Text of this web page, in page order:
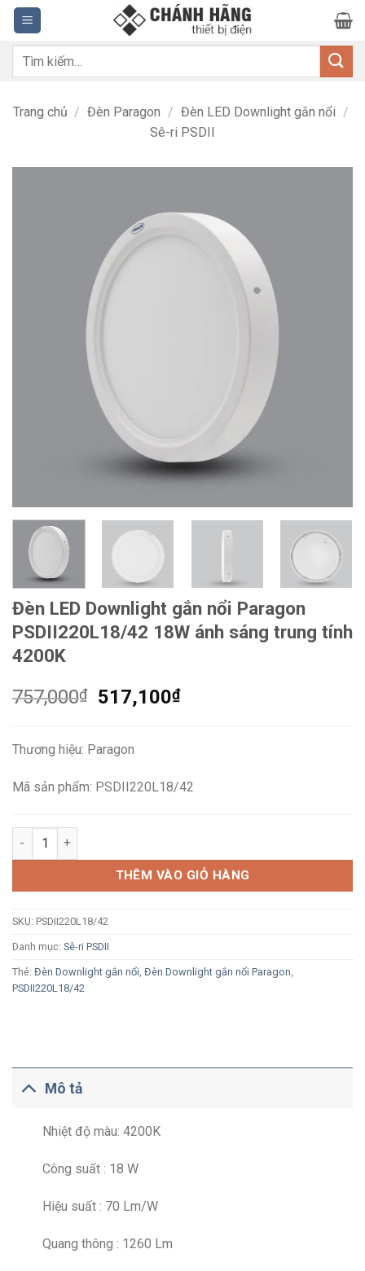
Bỏ
qua
nội
dung
Tìm
Trang chủ / Đèn Paragon / Đèn LED Downlight gắn nổi /
Sê-ri PSDII
Đèn LED Downlight gắn nổi Paragon
PSDII220L18/42 18W ánh sáng trung tính
4200K
757,000₫
Giá
757,000₫.
517,100₫Giá
Thương hiệu: Paragon
Mã sản phẩm: PSDII220L18/42
Đèn LED Downlight gắn nổi Paragon PSDII220L18/42 18W
THÊM VÀO GIỎ HÀNG
SKU: PSDII220L18/42
Danh mục: Sê-ri PSDII
Thẻ: Đèn Downlight gắn nổi Đèn Downlight gắn nổi Paragon
PSDII220L18/42
Mô tả
Nhiệt độ màu: 4200K
Công suất : 18 W
Hiệu suất : 70 Lm/W
Quang thông : 1260 Lm